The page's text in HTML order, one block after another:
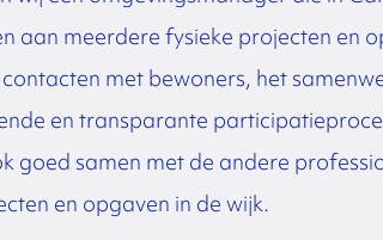
aan meerdere fysieke projecten en
met bewoners, het
en transparante
goed samen met de andere
en opgaven in de wijk.